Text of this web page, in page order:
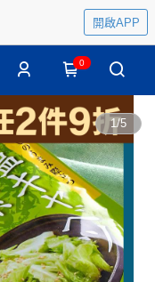
開啟APP
0
1/5